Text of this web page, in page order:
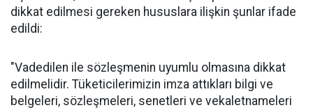
dikkat edilmesi gereken hususlara ilişkin şunlar ifade
edildi:
"Vadedilen ile sözleşmenin uyumlu olmasına dikkat
edilmelidir. Tüketicilerimizin imza attıkları bilgi ve
belgeleri, sözleşmeleri, senetleri ve vekaletnameleri